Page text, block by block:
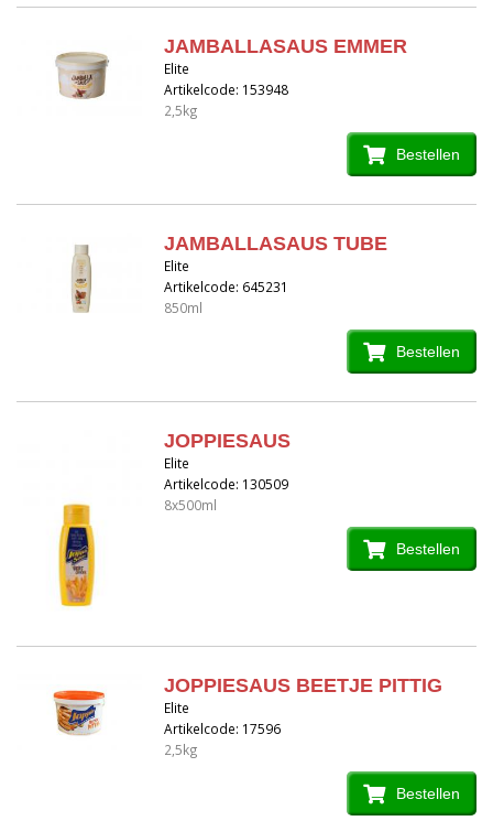
JAMBALLASAUS EMMER
Elite
Artikelcode: 153948
2,5kg
Bestellen
JAMBALLASAUS TUBE
Elite
Artikelcode: 645231
850ml
Bestellen
JOPPIESAUS
Elite
Artikelcode: 130509
8x500ml
Bestellen
JOPPIESAUS BEETJE PITTIG
Elite
Artikelcode: 17596
2,5kg
Bestellen